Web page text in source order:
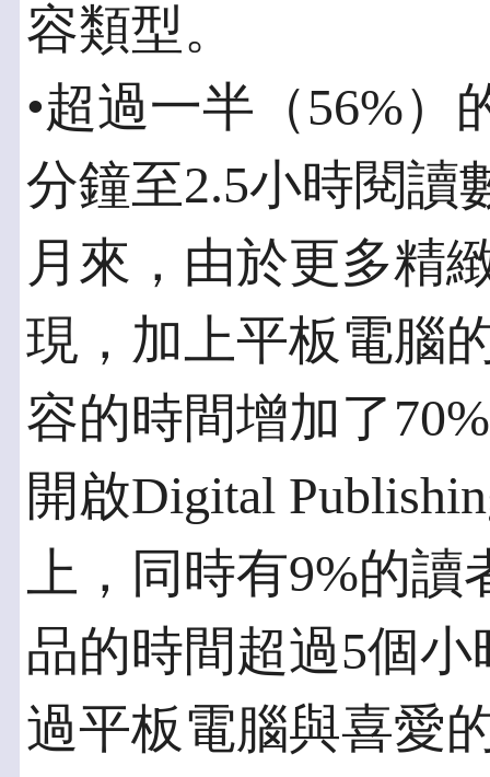
容類型。
•超過一半（56%）
分鐘至2.5小時閱讀
月來，由於更多精
現，加上平板電腦
容的時間增加了
開啟Digital
上，同時有9%的
品的時間超過5個
過平板電腦與喜愛